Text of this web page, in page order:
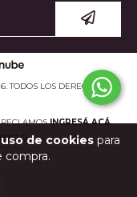
de cookiespara
compra.
TODOS LOS DERECHOS
INGRESÁ ACÁ.